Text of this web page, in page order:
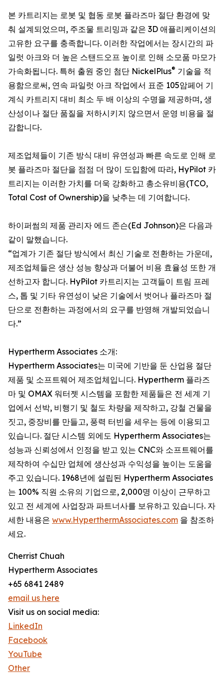
본 카트리지는 로봇 및 협동 로봇 플라즈마 절단 환경에 맞
춰 설계되었으며, 주조물 트리밍과 같은 3D 애플리케이션의
고유한 요구를 충족합니다. 이러한 작업에서는 장시간의 파
일럿 아크와 더 높은 스탠드오프 높이로 인해 소모품 마모가
가속화됩니다. 특허 출원 중인 첨단 NickelPlus® 기술을 적
용함으로써, 연속 파일럿 아크 작업에서 표준 105암페어 기
계식 카트리지 대비 최소 두 배 이상의 수명을 제공하며, 생
산성이나 절단 품질을 저하시키지 않으면서 운영 비용을 절
감합니다.
제조업체들이 기존 방식 대비 유연성과 빠른 속도로 인해 로
봇 플라즈마 절단을 점점 더 많이 도입함에 따라, HyPilot 카
트리지는 이러한 가치를 더욱 강화하고 총소유비용(TCO,
Total Cost of Ownership)을 낮추는 데 기여합니다.
하이퍼썸의 제품 관리자 에드 존슨(Ed Johnson)은 다음과
같이 말했습니다.
“업계가 기존 절단 방식에서 최신 기술로 전환하는 가운데,
제조업체들은 생산 성능 향상과 더불어 비용 효율성 또한 개
선하고자 합니다. HyPilot 카트리지는 고객들이 트림 프레
스, 톱 및 기타 유연성이 낮은 기술에서 벗어나 플라즈마 절
단으로 전환하는 과정에서의 요구를 반영해 개발되었습니
다.”
Hypertherm Associates 소개:
Hypertherm Associates는 미국에 기반을 둔 산업용 절단
제품 및 소프트웨어 제조업체입니다. Hypertherm 플라즈
마 및 OMAX 워터젯 시스템을 포함한 제품들은 전 세계 기
업에서 선박, 비행기 및 철도 차량을 제작하고, 강철 건물을
짓고, 중장비를 만들고, 풍력 터빈을 세우는 등에 이용되고
있습니다. 절단 시스템 외에도 Hypertherm Associates는
성능과 신뢰성에서 인정을 받고 있는 CNC와 소프트웨어를
제작하여 수십만 업체에 생산성과 수익성을 높이는 도움을
주고 있습니다. 1968년에 설립된 Hypertherm Associates
는 100% 직원 소유의 기업으로, 2,000명 이상이 근무하고
있고 전 세계에 사업장과 파트너사를 보유하고 있습니다. 자
세한 내용은 www.HyperthermAssociates.com 을 참조하
세요.
Cherrist Chuah
Hypertherm Associates
+65 6841 2489
email us here
Visit us on social media:
LinkedIn
Facebook
YouTube
Other